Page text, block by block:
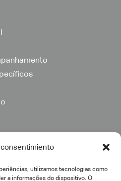
utilizamos tecnologias como
a informações do dispositivo. O